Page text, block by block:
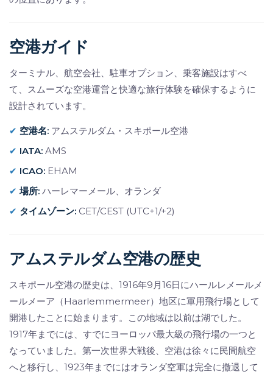
空港ガイド
ターミナル、航空会社、駐車オプション、乗客施設はすべ
て、スムーズな空港運営と快適な旅行体験を確保するように
設計されています。
✔ 空港名: アムステルダム・スキポール空港
✔ IATA: AMS
✔ ICAO: EHAM
✔ 場所: ハーレマーメール、オランダ
✔ タイムゾーン: CET/CEST (UTC+1/+2)
アムステルダム空港の歴史
スキポール空港の歴史は、1916年9月16日にハールレメールメ
ールメーア（Haarlemmermeer）地区に軍用飛行場として
開港したことに始まります。この地域は以前は湖でした。
1917年までには、すでにヨーロッパ最大級の飛行場の一つと
なっていました。第一次世界大戦後、空港は徐々に民間航空
へと移行し、1923年までにはオランダ空軍は完全に撤退して